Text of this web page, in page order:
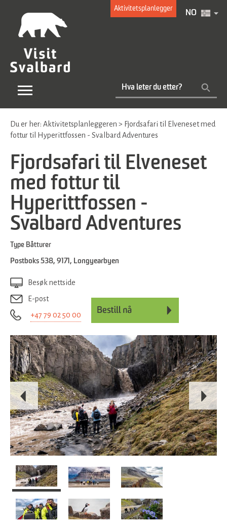
Aktivitetsplanlegger
NO
Du er her: Aktivitetsplanleggeren > Fjordsafari til Elveneset med
fottur til Hyperittfossen - Svalbard Adventures
Fjordsafari til Elveneset
med fottur til
Hyperittfossen -
Svalbard Adventures
Type Båtturer
Postboks 538, 9171 , Longyearbyen
Besøk nettside
E-post
+47 79 02 50 00